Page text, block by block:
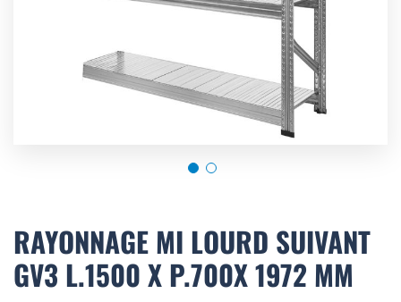
to
the
beginning
of
RAYONNAGE MI LOURD SUIVANT
GV3 L.1500 X P.700X 1972 MM